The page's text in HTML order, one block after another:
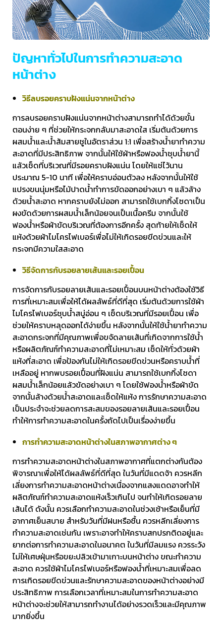
ปัญหาทั่วไปในการทำความสะอาด
หน้าต่าง
วิธีลบรอยคราบฝังแน่นจากหน้าต่าง
การลบรอยคราบฝังแน่นจากหน้าต่างสามารถทำได้ด้วยขั้น
ตอนง่าย ๆ ที่ช่วยให้กระจกกลับมาสะอาดใส เริ่มต้นด้วยการ
ผสมน้ำและน้ำส้มสายชูในอัตราส่วน 1:1 เพื่อสร้างน้ำยาทำความ
สะอาดที่มีประสิทธิภาพ จากนั้นให้ใช้ผ้าหรือฟองน้ำชุบน้ำยานี้
แล้วเช็ดที่บริเวณที่มีรอยคราบฝังแน่น โดยให้แช่ไว้นาน
ประมาณ 5-10 นาที เพื่อให้คราบอ่อนตัวลง หลังจากนั้นให้ใช้
แปรงขนนุ่มหรือไม้ปาดน้ำทำการขัดออกอย่างเบา ๆ แล้วล้าง
ด้วยน้ำสะอาด หากคราบยังไม่ออก สามารถใช้เบกกิ้งโซดาเป็น
ผงขัดด้วยการผสมน้ำเล็กน้อยจนเป็นเนื้อครีม จากนั้นใช้
ฟองน้ำหรือผ้าขัดบริเวณที่ต้องการอีกครั้ง สุดท้ายให้เช็ดให้
แห้งด้วยผ้าไมโครไฟเบอร์เพื่อไม่ให้เกิดรอยขีดข่วนและให้
กระจกมีความใสสะอาด
วิธีจัดการกับรอยลายเส้นและรอยเปื้อน
การจัดการกับรอยลายเส้นและรอยเปื้อนบนหน้าต่างต้องใช้วิธี
การที่เหมาะสมเพื่อให้ได้ผลลัพธ์ที่ดีที่สุด เริ่มต้นด้วยการใช้ผ้า
ไมโครไฟเบอร์ชุบน้ำสบู่อ่อน ๆ เช็ดบริเวณที่มีรอยเปื้อน เพื่อ
ช่วยให้คราบหลุดออกได้ง่ายขึ้น หลังจากนั้นให้ใช้น้ำยาทำความ
สะอาดกระจกที่มีคุณภาพเพื่อขจัดลายเส้นที่เกิดจากการใช้น้ำ
หรือผลิตภัณฑ์ทำความสะอาดที่ไม่เหมาะสม เช็ดให้ทั่วด้วยผ้า
แห้งที่สะอาด เพื่อป้องกันไม่ให้เกิดรอยขีดข่วนหรือคราบน้ำที่
เหลืออยู่ หากพบรอยเปื้อนที่ฝังแน่น สามารถใช้เบกกิ้งโซดา
ผสมน้ำเล็กน้อยแล้วขัดอย่างเบา ๆ โดยใช้ฟองน้ำหรือผ้าขัด
จากนั้นล้างด้วยน้ำสะอาดและเช็ดให้แห้ง การรักษาความสะอาด
เป็นประจำจะช่วยลดการสะสมของรอยลายเส้นและรอยเปื้อน
ทำให้การทำความสะอาดในครั้งถัดไปเป็นเรื่องง่ายขึ้น
การทำความสะอาดหน้าต่างในสภาพอากาศต่าง ๆ
การทำความสะอาดหน้าต่างในสภาพอากาศที่แตกต่างกันต้อง
พิจารณาเพื่อให้ได้ผลลัพธ์ที่ดีที่สุด ในวันที่มีแดดจ้า ควรหลีก
เลี่ยงการทำความสะอาดหน้าต่างเนื่องจากแสงแดดอาจทำให้
ผลิตภัณฑ์ทำความสะอาดแห้งเร็วเกินไป จนทำให้เกิดรอยลาย
เส้นได้ ดังนั้น ควรเลือกทำความสะอาดในช่วงเช้าหรือเย็นที่มี
อากาศเย็นสบาย สำหรับวันที่มีฝนหรือชื้น ควรหลีกเลี่ยงการ
ทำความสะอาดเช่นกัน เพราะอาจทำให้คราบสกปรกติดอยู่และ
ยากต่อการทำความสะอาดในอนาคต ในวันที่มีลมแรง ควรระวัง
ไม่ให้เศษฝุ่นหรือขยะปลิวเข้ามาเกาะบนหน้าต่าง ขณะทำความ
สะอาด ควรใช้ผ้าไมโครไฟเบอร์หรือฟองน้ำที่เหมาะสมเพื่อลด
การเกิดรอยขีดข่วนและรักษาความสะอาดของหน้าต่างอย่างมี
ประสิทธิภาพ การเลือกเวลาที่เหมาะสมในการทำความสะอาด
หน้าต่างจะช่วยให้สามารถทำงานได้อย่างรวดเร็วและมีคุณภาพ
มากยิ่งขึ้น